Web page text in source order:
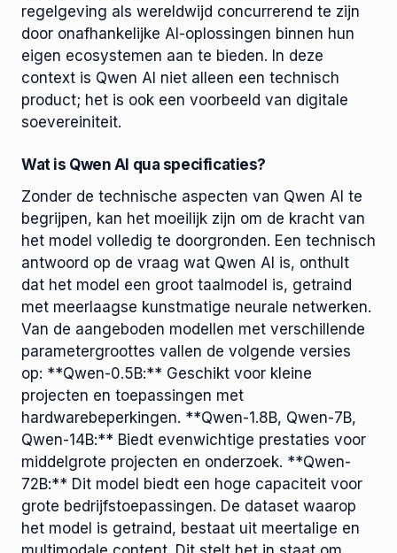
regelgeving als wereldwijd concurrerend te zijn
door onafhankelijke AI-oplossingen binnen hun
eigen ecosystemen aan te bieden. In deze
context is Qwen AI niet alleen een technisch
product; het is ook een voorbeeld van digitale
soevereiniteit.
Wat is Qwen AI qua specificaties?
Zonder de technische aspecten van Qwen AI te
begrijpen, kan het moeilijk zijn om de kracht van
het model volledig te doorgronden. Een technisch
antwoord op de vraag wat Qwen AI is, onthult
dat het model een groot taalmodel is, getraind
met meerlaagse kunstmatige neurale netwerken.
Van de aangeboden modellen met verschillende
parametergroottes vallen de volgende versies
op: **Qwen-0.5B:** Geschikt voor kleine
projecten en toepassingen met
hardwarebeperkingen. **Qwen-1.8B, Qwen-7B,
Qwen-14B:** Biedt evenwichtige prestaties voor
middelgrote projecten en onderzoek. **Qwen-
72B:** Dit model biedt een hoge capaciteit voor
grote bedrijfstoepassingen. De dataset waarop
het model is getraind, bestaat uit meertalige en